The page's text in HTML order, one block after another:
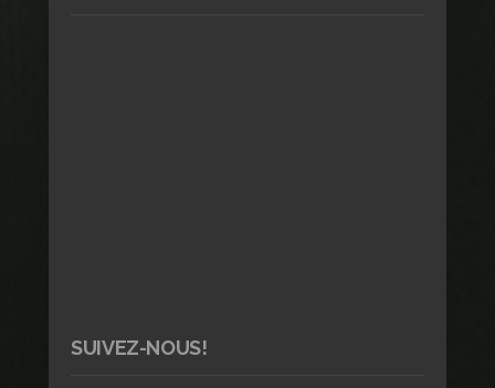
SUIVEZ-NOUS!